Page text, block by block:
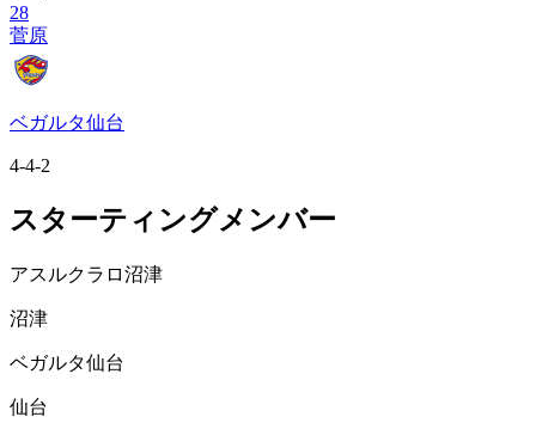
28
菅原
ベガルタ仙台
4-4-2
スターティングメンバー
アスルクラロ沼津
沼津
ベガルタ仙台
仙台